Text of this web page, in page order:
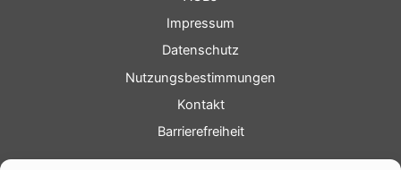
Impressum
Datenschutz
Nutzungsbestimmungen
Kontakt
Barrierefreiheit